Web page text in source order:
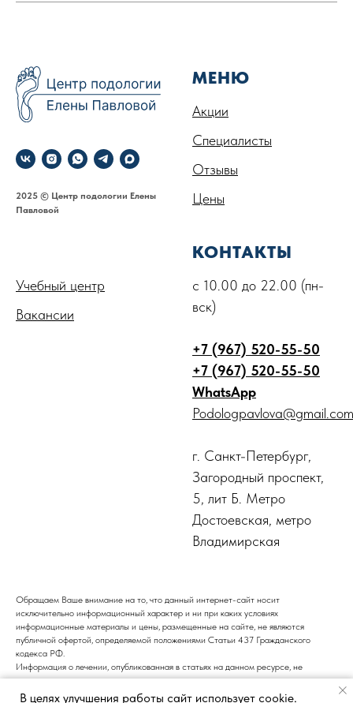
2025 © Центр подологии Елены
Павловой
МЕНЮ
Акции
Специалисты
Отзывы
Цены
Учебный центр
Вакансии
КОНТАКТЫ
с 10.00 до 22.00 (пн-
вск)
+7 (967) 520-55-50
+7 (967) 520-55-50
WhatsApp
Podologpavlova@gmail.com
г. Санкт-Петербург,
Загородный проспект,
5, лит Б. Метро
Достоевская, метро
Владимирская
Обращаем Ваше внимание на то, что данный интернет-сайт носит
исключительно информационный характер и ни при каких условиях
информационные материалы и цены, размещенные на сайте, не являются
публичной офертой, определяемой положениями Статьи 437 Гражданского
кодекса РФ.
Информация о лечении, опубликованная в статьях на данном ресурсе, не
является подтверждением того, что центр подологии и педикюра оказывает
медицинские услуги. Все медицинские услуги должны предоставляться только
В целях улучшения работы сайт использует cookie.